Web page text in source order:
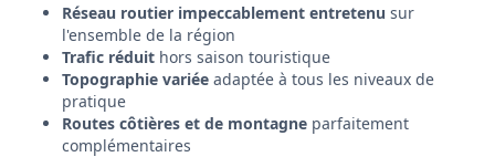
Réseau routier impeccablement entretenu sur
l'ensemble de la région
Trafic réduit hors saison touristique
Topographie variée adaptée à tous les niveaux de
pratique
Routes côtières et de montagne parfaitement
complémentaires